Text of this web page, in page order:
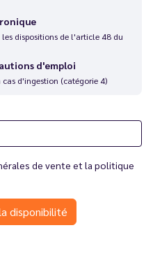
dispositions de l'article 48 du
d'emploi
d'ingestion (catégorie 4)
de vente et la politique
disponibilité